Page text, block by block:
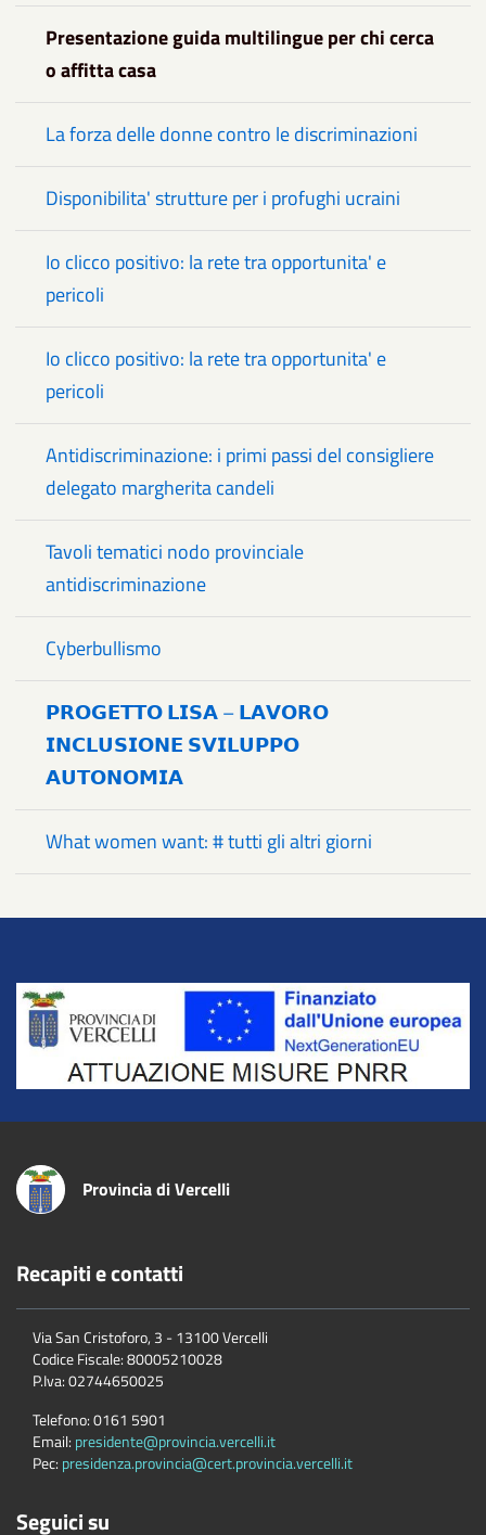
Presentazione guida multilingue per chi cerca
o affitta casa
La forza delle donne contro le discriminazioni
Disponibilita' strutture per i profughi ucraini
Io clicco positivo: la rete tra opportunita' e
pericoli
Io clicco positivo: la rete tra opportunita' e
pericoli
Antidiscriminazione: i primi passi del consigliere
delegato margherita candeli
Tavoli tematici nodo provinciale
antidiscriminazione
Cyberbullismo
𝗣𝗥𝗢𝗚𝗘𝗧𝗧𝗢 𝗟𝗜𝗦𝗔 – 𝗟𝗔𝗩𝗢𝗥𝗢
𝗜𝗡𝗖𝗟𝗨𝗦𝗜𝗢𝗡𝗘 𝗦𝗩𝗜𝗟𝗨𝗣𝗣𝗢
𝗔𝗨𝗧𝗢𝗡𝗢𝗠𝗜𝗔
What women want: # tutti gli altri giorni
Title
Provincia di Vercelli
Recapiti e contatti
Via San Cristoforo, 3 - 13100 Vercelli
Codice Fiscale:80005210028
P.Iva:02744650025
Telefono:0161 5901
Email: presidente@provincia.vercelli.it
Pec: presidenza.provincia@cert.provincia.vercelli.it
Seguici su